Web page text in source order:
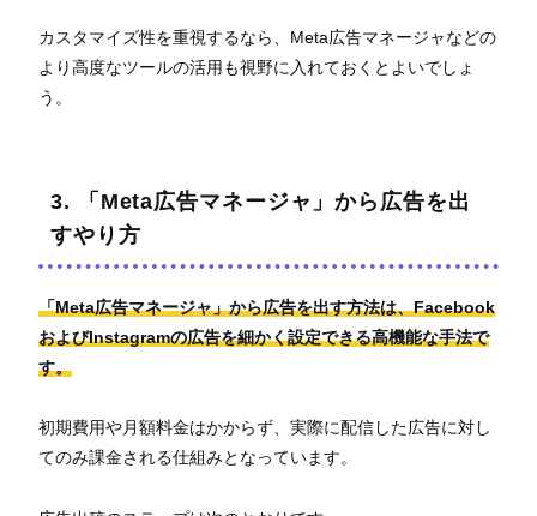
カスタマイズ性を重視するなら、Meta広告マネージャなどの
より高度なツールの活用も視野に入れておくとよいでしょ
う。
3. 「Meta広告マネージャ」から広告を出
すやり方
「Meta広告マネージャ」から広告を出す方法は、Facebook
およびInstagramの広告を細かく設定できる高機能な手法で
す。
初期費用や月額料金はかからず、実際に配信した広告に対し
てのみ課金される仕組みとなっています。